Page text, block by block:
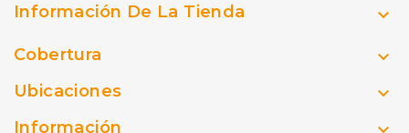
Información De La Tienda 
Cobertura 
Ubicaciones 
Información